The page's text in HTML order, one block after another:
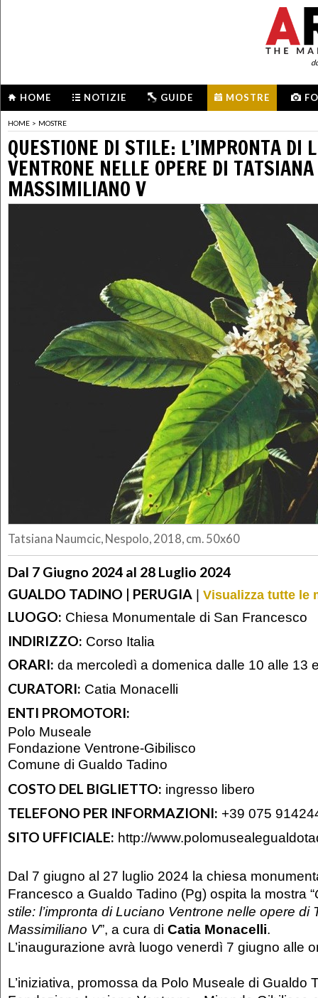
HOME NOTIZIE GUIDE MOSTRE
HOME > MOSTRE
QUESTIONE DI STILE: L’IMPRONTA DI
VENTRONE NELLE OPERE DI
MASSIMILIANO V
Tatsiana Naumcic, Nespolo, 2018, cm. 50x60
Dal 7 Giugno 2024 al 28 Luglio 2024
GUALDO TADINO | PERUGIA | Visualizza tutte le
LUOGO: Chiesa Monumentale di San Francesco
INDIRIZZO: Corso Italia
ORARI: da mercoledì a domenica dalle 10 alle 13
CURATORI: Catia Monacelli
ENTI PROMOTORI:
Polo Museale
Fondazione Ventrone-Gibilisco
Comune di Gualdo Tadino
COSTO DEL BIGLIETTO: ingresso libero
TELEFONO PER INFORMAZIONI: +39 075
SITO UFFICIALE: http://
Dal 7 giugno al 27 luglio 2024 la chiesa
Francesco a Gualdo Tadino (Pg) ospita la mostra “
stile: l’impronta di Luciano Ventrone nelle opere di
Massimiliano V”, a cura di Catia Monacelli.
L’inaugurazione avrà luogo venerdì 7 giugno alle
L’iniziativa, promossa da Polo Museale di Gualdo